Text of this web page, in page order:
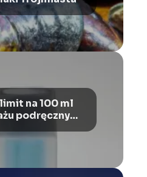
na 100 ml
podręcznym?